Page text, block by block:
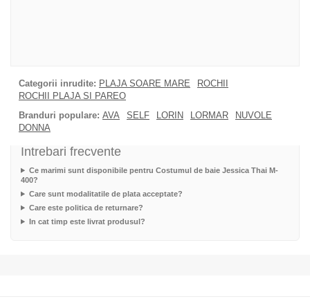
Categorii inrudite: PLAJA SOARE MARE
ROCHII
ROCHII PLAJA SI PAREO
Branduri populare: AVA SELF LORIN LORMAR
NUVOLE
DONNA
Intrebari frecvente
Ce marimi sunt disponibile pentru Costumul de baie Jessica Thai M-
400?
Care sunt modalitatile de plata acceptate?
Care este politica de returnare?
In cat timp este livrat produsul?